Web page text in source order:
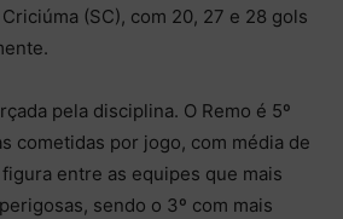
(SC), com 20, 27 e 28 gols
pela disciplina. O Remo é 5º
cometidas por jogo, com média de
figura entre as equipes que mais
sendo o 3º com mais